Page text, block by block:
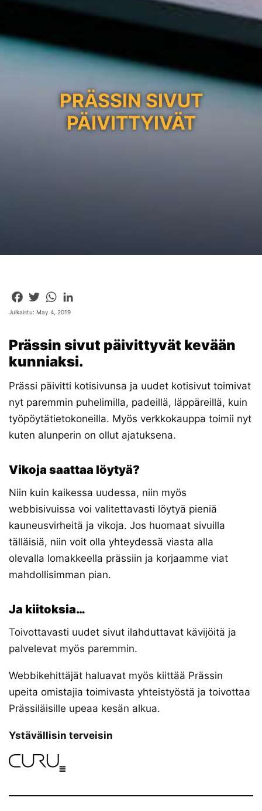
PRÄSSIN SIVUT
PÄIVITTYIVÄT
Facebook
TwitterWhatsApp
Julkaistu: May 4, 2019
Prässin sivut päivittyvät kevään
kunniaksi.
Prässi päivitti kotisivunsa ja uudet kotisivut toimivat
nyt paremmin puhelimilla, padeillä, läppäreillä, kuin
työpöytätietokoneilla. Myös verkkokauppa toimii nyt
kuten alunperin on ollut ajatuksena.
Vikoja saattaa löytyä?
Niin kuin kaikessa uudessa, niin myös
webbisivuissa voi valitettavasti löytyä pieniä
kauneusvirheitä ja vikoja. Jos huomaat sivuilla
tälläisiä, niin voit olla yhteydessä viasta alla
olevalla lomakkeella prässiin ja korjaamme viat
mahdollisimman pian.
Ja kiitoksia…
Toivottavasti uudet sivut ilahduttavat kävijöitä ja
palvelevat myös paremmin.
Webbikehittäjät haluavat myös kiittää Prässin
upeita omistajia toimivasta yhteistyöstä ja toivottaa
Prässiläisille upeaa kesän alkua.
Ystävällisin terveisin